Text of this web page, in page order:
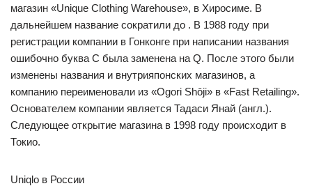
магазин «Unique Clothing Warehouse», в Хиросиме. В
дальнейшем название сократили до . В 1988 году при
регистрации компании в Гонконге при написании названия
ошибочно буква C была заменена на Q. После этого были
изменены названия и внутрияпонских магазинов, а
компанию переименовали из «Ogori Shōji» в «Fast Retailing».
Основателем компании является Тадаси Янай (англ.).
Следующее открытие магазина в 1998 году происходит в
Токио.
Uniqlo в России